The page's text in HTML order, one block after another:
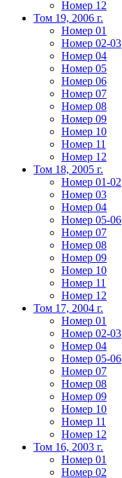
Номер 12
Том 19, 2006 г.
Номер 01
Номер 02-03
Номер 04
Номер 05
Номер 06
Номер 07
Номер 08
Номер 09
Номер 10
Номер 11
Номер 12
Том 18, 2005 г.
Номер 01-02
Номер 03
Номер 04
Номер 05-06
Номер 07
Номер 08
Номер 09
Номер 10
Номер 11
Номер 12
Том 17, 2004 г.
Номер 01
Номер 02-03
Номер 04
Номер 05-06
Номер 07
Номер 08
Номер 09
Номер 10
Номер 11
Номер 12
Том 16, 2003 г.
Номер 01
Номер 02